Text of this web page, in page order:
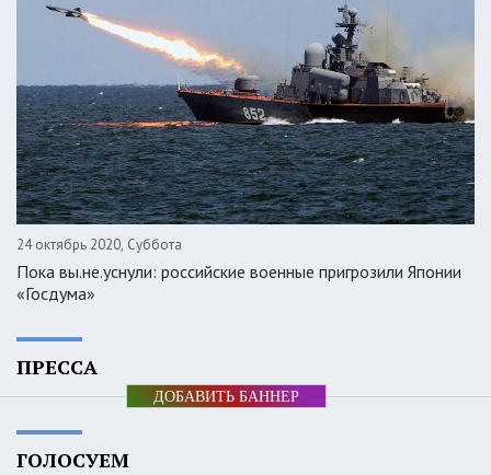
24 октябрь 2020, Суббота
Пока вы.не.уснули: российские военные пригрозили Японии
«Госдума»
ПРЕССА
ДОБАВИТЬ БАННЕР
ГОЛОСУЕМ